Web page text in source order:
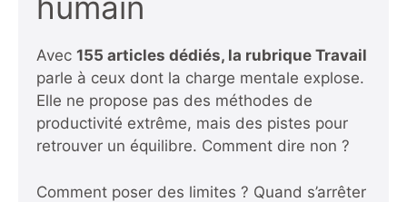
Avec 155 articles dédiés, la rubrique Travail
parle à ceux dont la charge mentale explose.
Elle ne propose pas des méthodes de
productivité extrême, mais des pistes pour
retrouver un équilibre. Comment dire non ?
Comment poser des limites ? Quand s’arrêter